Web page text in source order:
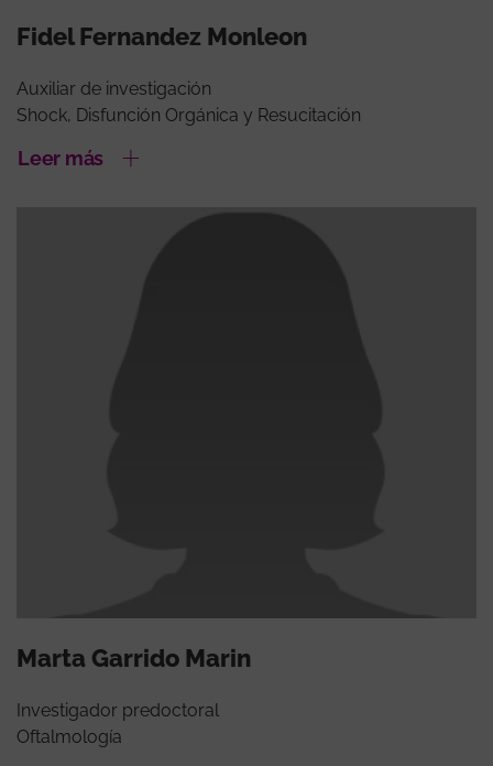
Fidel Fernandez Monleon
Auxiliar de investigación
Shock, Disfunción Orgánica y Resucitación
Leer más
Marta Garrido Marin
Investigador predoctoral
Oftalmología